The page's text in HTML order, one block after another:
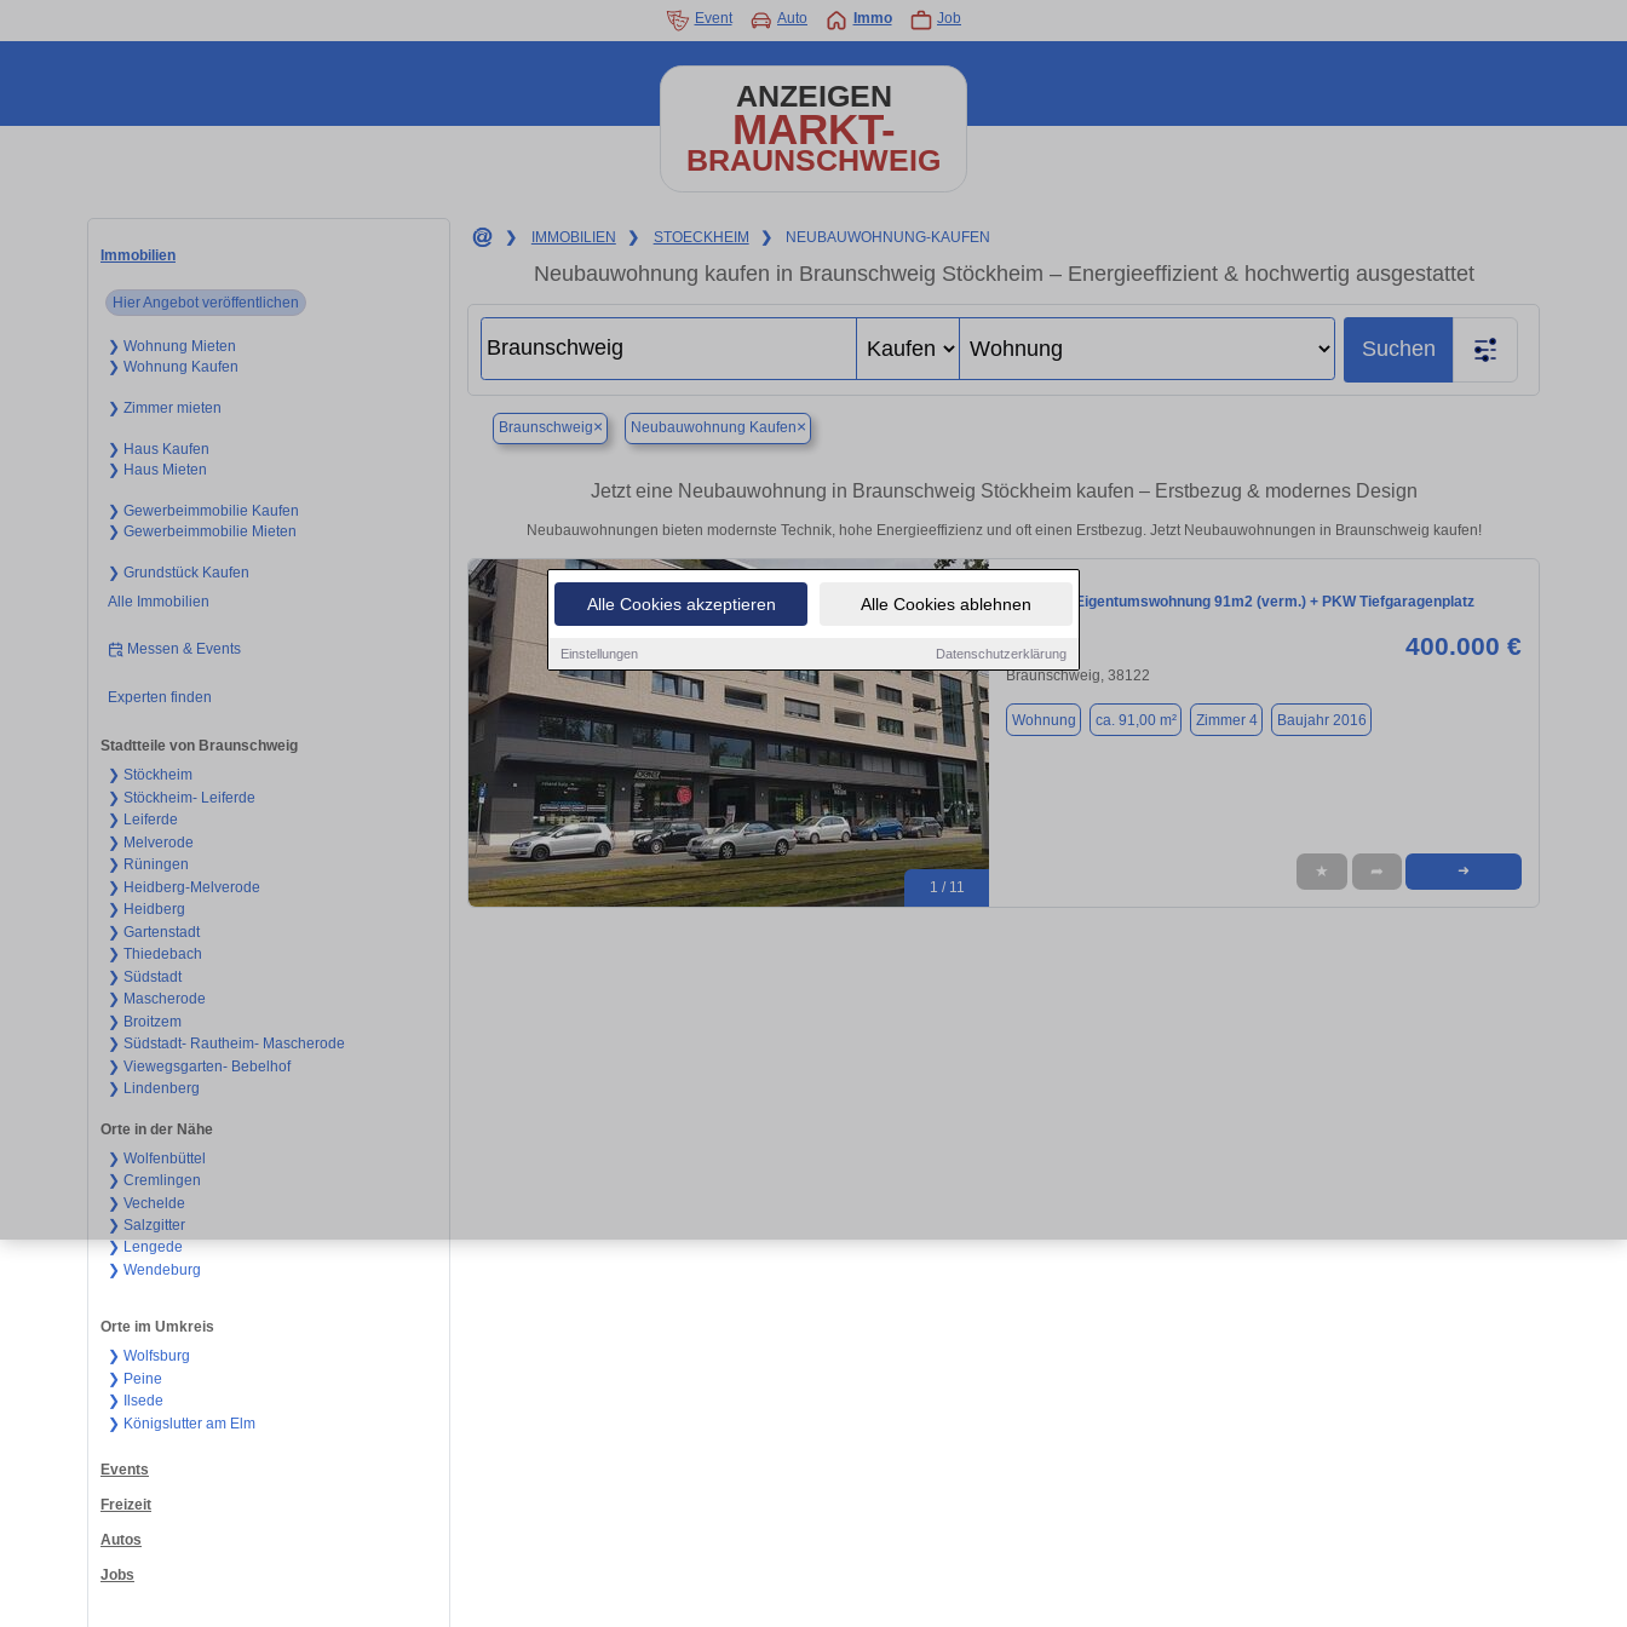
Alle Cookies akzeptieren Alle Cookies ablehnen
Einstellungen Datenschutzerklärung
Event Auto Immo Job
ANZEIGEN
MARKT-
BRAUNSCHWEIG
Immobilien
Hier Angebot veröffentlichen
❯ Wohnung Mieten
❯ Wohnung Kaufen
❯ Zimmer mieten
❯ Haus Kaufen
❯ Haus Mieten
❯ Gewerbeimmobilie Kaufen
❯ Gewerbeimmobilie Mieten
❯ Grundstück Kaufen
Alle Immobilien
Messen & Events
Experten finden
Stadtteile von Braunschweig
❯ Stöckheim
❯ Stöckheim- Leiferde
❯ Leiferde
❯ Melverode
❯ Rüningen
❯ Heidberg-Melverode
❯ Heidberg
❯ Gartenstadt
❯ Thiedebach
❯ Südstadt
❯ Mascherode
❯ Broitzem
❯ Südstadt- Rautheim- Mascherode
❯ Viewegsgarten- Bebelhof
❯ Lindenberg
Orte in der Nähe
❯ Wolfenbüttel
❯ Cremlingen
❯ Vechelde
❯ Salzgitter
❯ Lengede
❯ Wendeburg
Orte im Umkreis
❯ Wolfsburg
❯ Peine
❯ Ilsede
❯ Königslutter am Elm
Events
Freizeit
Autos
Jobs
❯ IMMOBILIEN ❯ STOECKHEIM ❯ NEUBAUWOHNUNG-KAUFEN
Neubauwohnung kaufen in Braunschweig Stöckheim – Energieeffizient & hochwertig ausgestattet
Suchen
Braunschweig× Neubauwohnung Kaufen×
Jetzt eine Neubauwohnung in Braunschweig Stöckheim kaufen – Erstbezug & modernes Design
Neubauwohnungen bieten modernste Technik, hohe Energieeffizienz und oft einen Erstbezug. Jetzt Neubauwohnungen in Braunschweig kaufen!
1 / 11
3 Zimmer Eigentumswohnung 91m2 (verm.) + PKW Tiefgaragenplatz
400.000 €
Braunschweig, 38122
Wohnung ca. 91,00 m² Zimmer 4 Baujahr 2016
★ ➦ ➜